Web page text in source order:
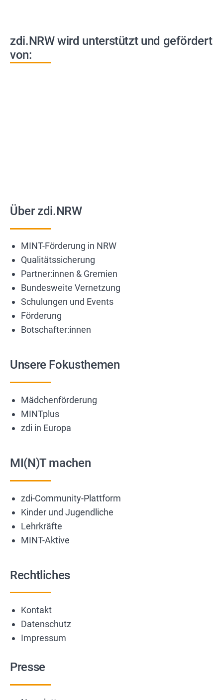
zdi.NRW wird unterstützt und gefördert
von:
Über zdi.NRW
MINT-Förderung in NRW
Qualitätssicherung
Partner:innen & Gremien
Bundesweite Vernetzung
Schulungen und Events
Förderung
Botschafter:innen
Unsere Fokusthemen
Mädchenförderung
MINTplus
zdi in Europa
MI(N)T machen
zdi-Community-Plattform
Kinder und Jugendliche
Lehrkräfte
MINT-Aktive
Rechtliches
Kontakt
Datenschutz
Impressum
Presse